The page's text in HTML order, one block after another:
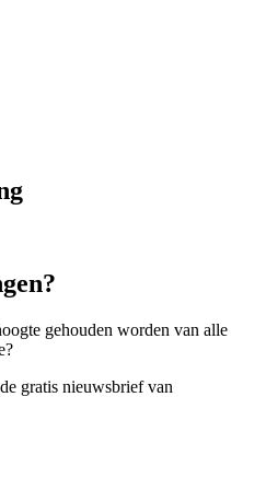
gehouden worden van alle
gratis nieuwsbrief van